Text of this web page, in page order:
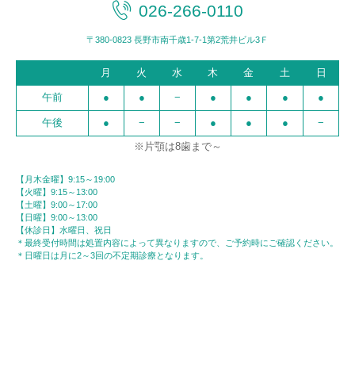
026-266-0110
〒380-0823 長野市南千歳1-7-1第2荒井ビル3Ｆ
月 火 水 木 金 土 日
午前 ● ● − ● ● ● ●
午後 ● − − ● ● ●
−
※片顎は8歯まで～
【月木金曜】9:15～19:00
【火曜】9:15～13:00
【土曜】9:00～17:00
【日曜】9:00～13:00
【休診日】水曜日、祝日
＊最終受付時間は処置内容によって異なりますので、ご予約時にご確認ください。
＊日曜日は月に2～3回の不定期診療となります。